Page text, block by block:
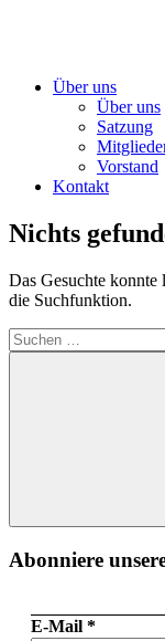
Über uns
Über uns
Satzung
Vorstand
Kontakt
Nichts
Das Gesuchte
die Suchfunktion.
Suchen
nach:
Abonniere
E-Mail *